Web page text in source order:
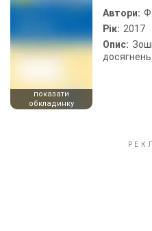
показати
обкладинку
Автори:
Рік: 2017
Опис:
досягнень